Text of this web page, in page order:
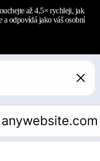
až 4,5× rychleji, jak
odpovídá jako váš osobní